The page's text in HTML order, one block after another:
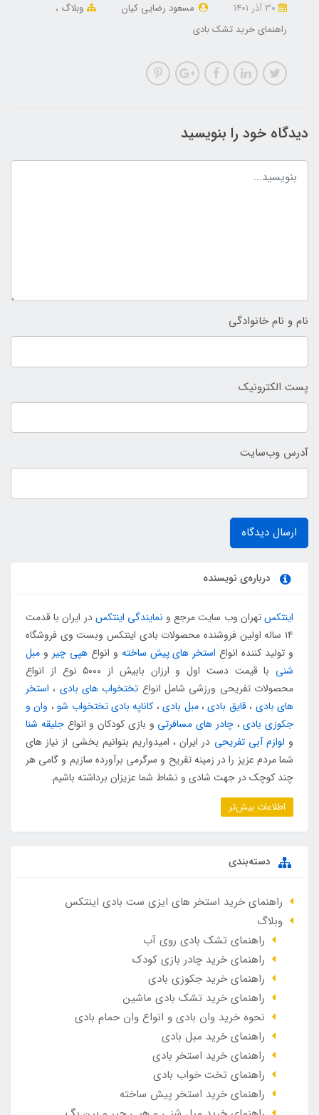
مسعود رضایی کیان
وبلاگ
راهنمای خرید تشک بادی
دیدگاه خود را بنویسید
نام و نام خانوادگی
پست الکترونیک
آدرس وب‌سایت
ارسال دیدگاه
درباره‌ی نویسنده
اینتکستهران وب سایت مرجع و نمایندگی اینتکسدر ایران با قدمت
۱۴ ساله اولین فروشنده محصولات بادی اینتکس وبست وی فروشگاه
و تولید کننده انواع استخر های پیش ساخته و انواعهپی چیر و مبل
شنی
با قیمت دست اول و ارزان بابیش از ۵۰۰۰ نوع از انواع
محصولات تفریحی ورزشی شامل انواع تختخواب های بادی ، استخر
های بادی ،قایق بادی،مبل بادی، کاناپه بادی تختخواب شو، وان و
جکوزی بادی،چادر های مسافرتی و بازی کودکان و انواعجلیقه شنا
و لوازم آبی تفریحی در ایران ، امیدواریم بتوانیم بخشی از نیاز های
شما مردم عزیز را در زمینه تفریح و سرگرمی برآورده سازیم و گامی هر
چند کوچک در جهت شادی و نشاط شما عزیزان برداشته باشیم.
اطلاعات بیش‌تر
دسته‌بندی
راهنمای خرید استخر های ایزی ست بادی اینتکس
وبلاگ
راهنمای تشک بادی روی آب
راهنمای خرید چادر بازی کودک
راهنمای خرید جکوزی بادی
راهنمای خرید تشک بادی ماشین
نحوه خرید وان بادی و انواع وان حمام بادی
راهنمای خرید مبل بادی
راهنمای خرید استخر بادی
راهنمای تخت خواب بادی
راهنمای خرید استخر پیش ساخته